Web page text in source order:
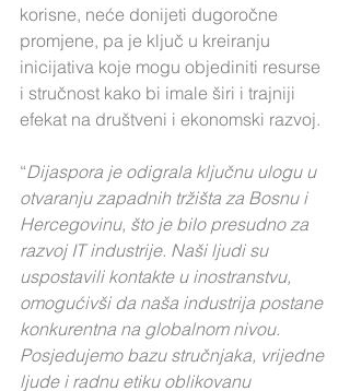
korisne, neće donijeti dugoročne
promjene, pa je ključ u kreiranju
inicijativa koje mogu objediniti resurse
i stručnost kako bi imale širi i trajniji
efekat na društveni i ekonomski razvoj.
“Dijaspora je odigrala ključnu ulogu u
otvaranju zapadnih tržišta za Bosnu i
Hercegovinu, što je bilo presudno za
razvoj IT industrije. Naši ljudi su
uspostavili kontakte u inostranstvu,
omogućivši da naša industrija postane
konkurentna na globalnom nivou.
Posjedujemo bazu stručnjaka, vrijedne
ljude i radnu etiku oblikovanu